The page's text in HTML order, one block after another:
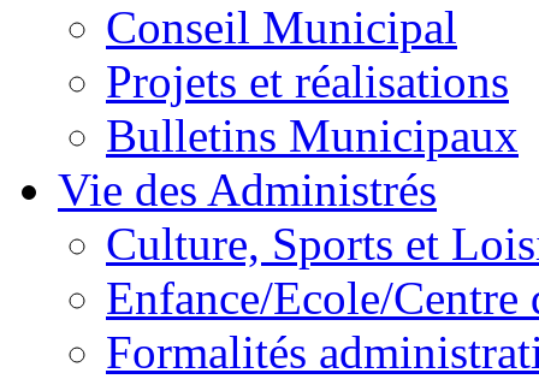
Conseil Municipal
Projets et réalisations
Bulletins Municipaux
Vie des Administrés
Culture, Sports et
Enfance/Ecole/Centre
Formalités